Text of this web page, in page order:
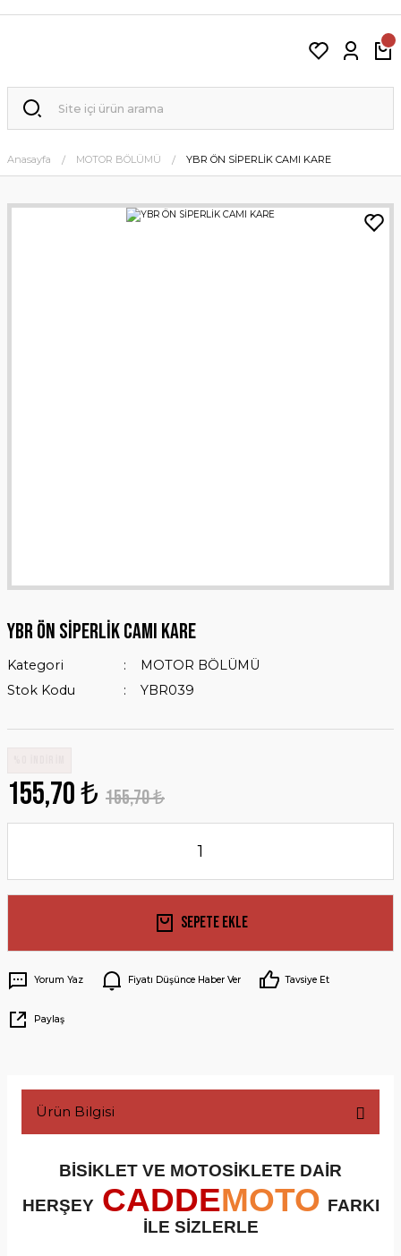
Anasayfa MOTOR BÖLÜMÜ YBR ÖN SİPERLİK CAMI KARE
YBR ÖN SİPERLİK CAMI KARE
Kategori
MOTOR BÖLÜMÜ
Stok Kodu
YBR039
155,70 ₺ 155,70 ₺
Sepete Ekle
Yorum Yaz Fiyatı Düşünce Haber Ver Tavsiye Et
Paylaş
Ürün Bilgisi
BİSİKLET VE MOTOSİKLETE DAİR
HERŞEY CADDEMOTO FARKI
İLE SİZLERLE